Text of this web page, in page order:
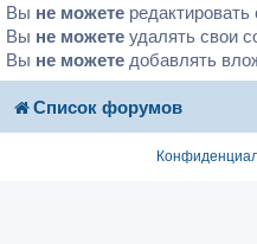
Вы не можете
Вы не можете удалять свои
Вы не можете добавлять
Список форумов